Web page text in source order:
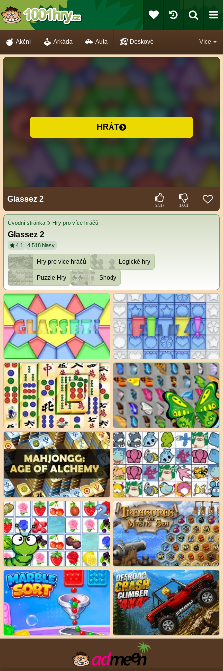
Více
Akční Arkáda Auta Deskové
HRÁT
Glassez 2
3.517 1.001
Úvodní stránka Hry pro více hráčů
Glassez 2
4.1 4.518 hlasy
Hry pro více hráčů Logické hry
Puzzle Hry Shody